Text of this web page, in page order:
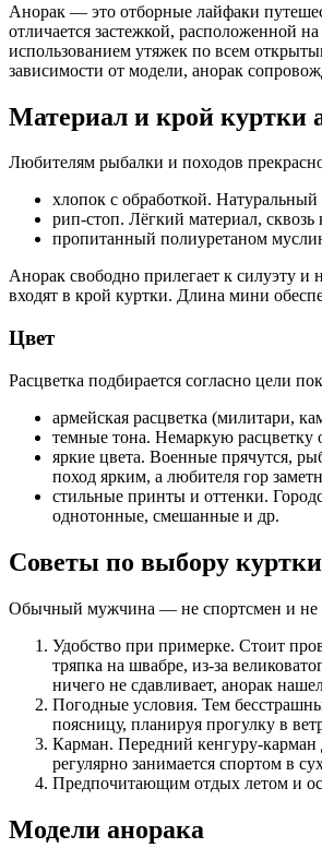
Анорак — это отборные лайфаки
отличается застежкой, расположенной
использованием утяжек по всем
зависимости от модели, анорак
Материал и крой куртки
Любителям рыбалки и походов
хлопок с обработкой.
рип-стоп. Лёгкий материал,
пропитанный полиуретаном
Анорак свободно прилегает к силуэту
входят в крой куртки. Длина мини
Цвет
Расцветка подбирается согласно цели
армейская расцветка (милитари,
темные тона. Немаркую
яркие цвета. Военные прячутся,
поход ярким, а любителя гор
стильные принты и оттенки.
однотонные, смешанные и др.
Советы по выбору куртки
Обычный мужчина — не спортсмен и не
Удобство при примерке. Стоит
тряпка на швабре, из-за
ничего не сдавливает, анорак
Погодные условия. Тем
поясницу, планируя прогулку в
Карман. Передний кенгуру-
регулярно занимается спортом в
Предпочитающим отдых летом и
Модели анорака